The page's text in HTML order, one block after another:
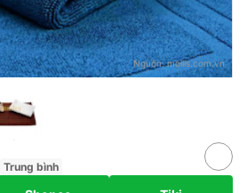
Nguồn:mollis.com.vn
Trung bình